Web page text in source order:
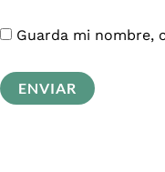
Guarda mi nombre,